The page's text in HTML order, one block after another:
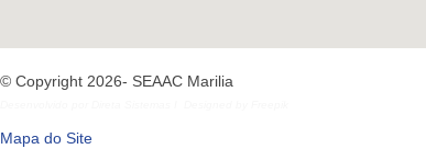
© Copyright 2026- SEAAC Marilia
Mapa do Site